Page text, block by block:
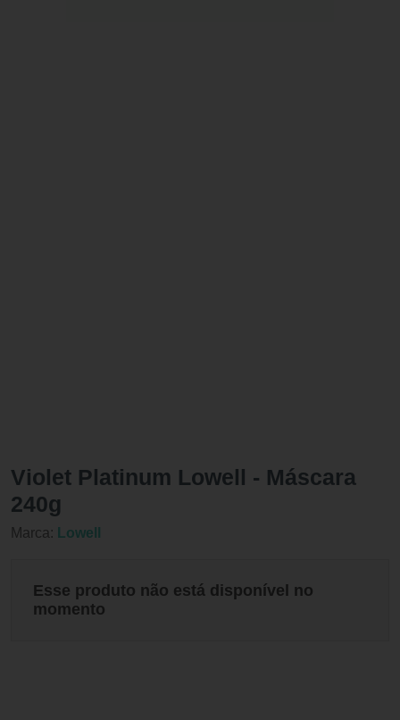
Violet Platinum Lowell - Máscara
240g
Marca: Lowell
Esse produto não está disponível no
momento